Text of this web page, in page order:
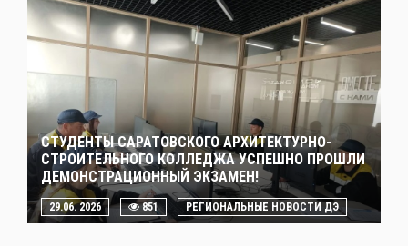
СТУДЕНТЫ САРАТОВСКОГО АРХИТЕКТУРНО-
СТРОИТЕЛЬНОГО КОЛЛЕДЖА УСПЕШНО ПРОШЛИ
ДЕМОНСТРАЦИОННЫЙ ЭКЗАМЕН!
29.06. 2026 851 РЕГИОНАЛЬНЫЕ НОВОСТИ ДЭ